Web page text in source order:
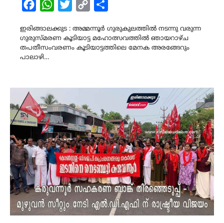
FacebookWhatsAppTwitterCopy
ഇരിങ്ങാലക്കുട : അമ്മന്നൂർ ഗുരുകുലത്തിൽ നടന്നു വരുന്ന
ഗുരുസ്മരണ കൂടിയാട്ട മഹോത്സവത്തിൽ ഞായറാഴ്ച
തപതീസംവരണം കൂടിയാട്ടത്തിലെ മേനക അരങ്ങേറും
പാലാഴി…